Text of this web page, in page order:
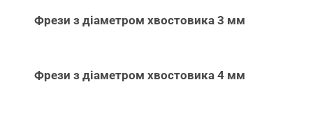
Фрези з діаметром хвостовика 3 мм
Фрези з діаметром хвостовика 4 мм